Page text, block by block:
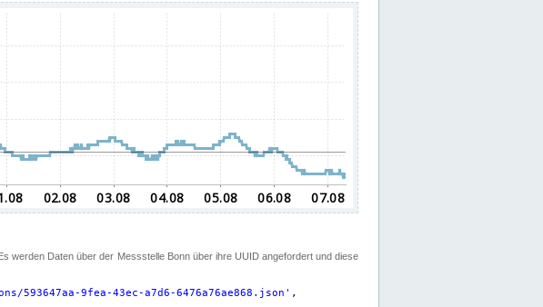
werden Daten über der Messstelle Bonn über ihre UUID angefordert und diese
9fea-43ec-a7d6-6476a76ae868.json ' ,